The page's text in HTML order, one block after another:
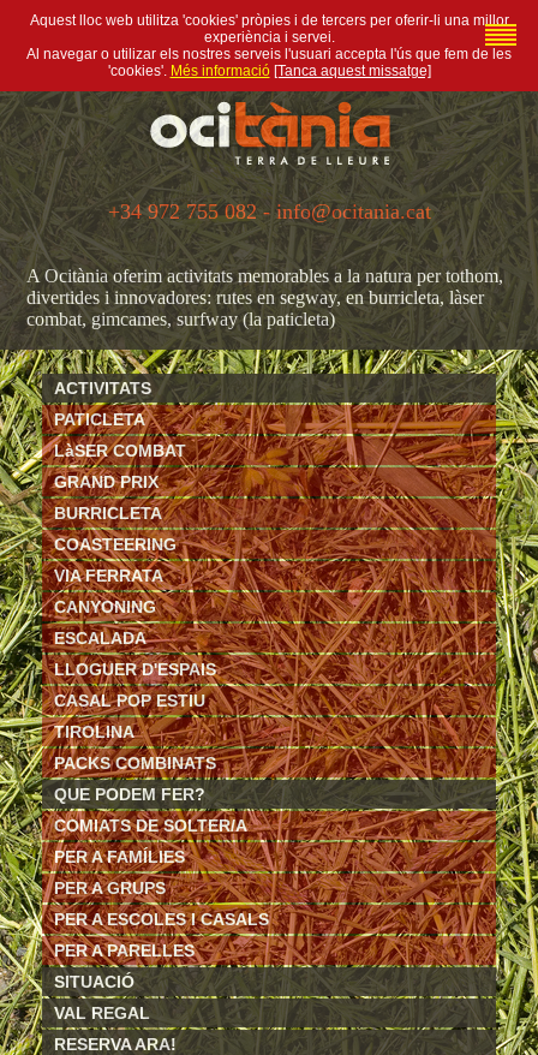
Aquest lloc web utilitza 'cookies' pròpies i de tercers per oferir-li una millor
experiència i servei.
Al navegar o utilizar els nostres serveis l'usuari accepta l'ús que fem de les
'cookies'. Més informació [Tanca aquest missatge]
+34 972 755 082 - info@ocitania.cat
A Ocitània oferim activitats memorables a la natura per tothom,
divertides i innovadores: rutes en segway, en burricleta, làser
combat, gimcames, surfway (la paticleta)
ACTIVITATS
PATICLETA
LàSER COMBAT
GRAND PRIX
BURRICLETA
COASTEERING
VIA FERRATA
CANYONING
ESCALADA
LLOGUER D'ESPAIS
CASAL POP ESTIU
TIROLINA
PACKS COMBINATS
QUE PODEM FER?
COMIATS DE SOLTER/A
PER A FAMÍLIES
PER A GRUPS
PER A ESCOLES I CASALS
PER A PARELLES
SITUACIÓ
VAL REGAL
RESERVA ARA!